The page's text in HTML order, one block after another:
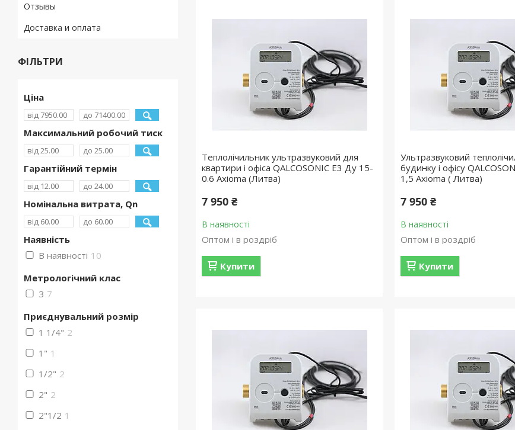
Теплолічильник ультразвуковий для
квартири і офіса QALCOSONIC E3 Ду 15-
0.6 Axioma (Литва)
7 950 ₴
В наявності
Оптом і в роздріб
Купити
Ультразвуковий
будинку і офісу
1,5 Axioma ( Литва)
7 950 ₴
В наявності
Оптом і в роздріб
Купити
Отзывы
Доставка и оплата
ФІЛЬТРИ
Ціна
Максимальний робочий тиск
Гарантійний термін
Номінальна витрата, Qn
Наявність
В наявності 10
Метрологічний клас
З 7
Приєднувальний розмір
1 1/4" 2
1" 1
1/2" 2
2" 2
2"1/2 1